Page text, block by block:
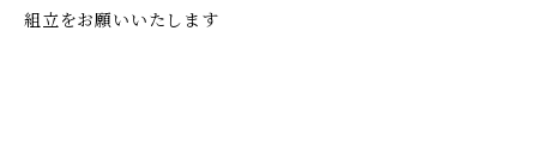
組立をお願いいたします